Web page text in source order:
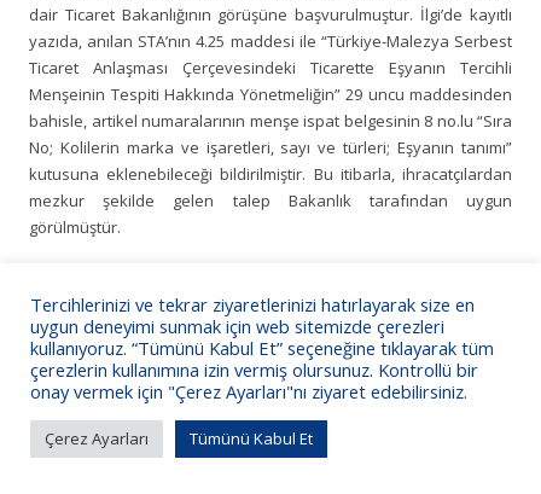
dair Ticaret Bakanlığının görüşüne başvurulmuştur. İlgi’de kayıtlı
yazıda, anılan STA’nın 4.25 maddesi ile “Türkiye-Malezya Serbest
Ticaret Anlaşması Çerçevesindeki Ticarette Eşyanın Tercihli
Menşeinin Tespiti Hakkında Yönetmeliğin” 29 uncu maddesinden
bahisle, artikel numaralarının menşe ispat belgesinin 8 no.lu “Sıra
No; Kolilerin marka ve işaretleri, sayı ve türleri; Eşyanın tanımı”
kutusuna eklenebileceği bildirilmiştir. Bu itibarla, ihracatçılardan
mezkur şekilde gelen talep Bakanlık tarafından uygun
görülmüştür.
Tercihlerinizi ve tekrar ziyaretlerinizi hatırlayarak size en
uygun deneyimi sunmak için web sitemizde çerezleri
kullanıyoruz. “Tümünü Kabul Et” seçeneğine tıklayarak tüm
çerezlerin kullanımına izin vermiş olursunuz. Kontrollü bir
onay vermek için "Çerez Ayarları"nı ziyaret edebilirsiniz.
Çerez Ayarları Tümünü Kabul Et